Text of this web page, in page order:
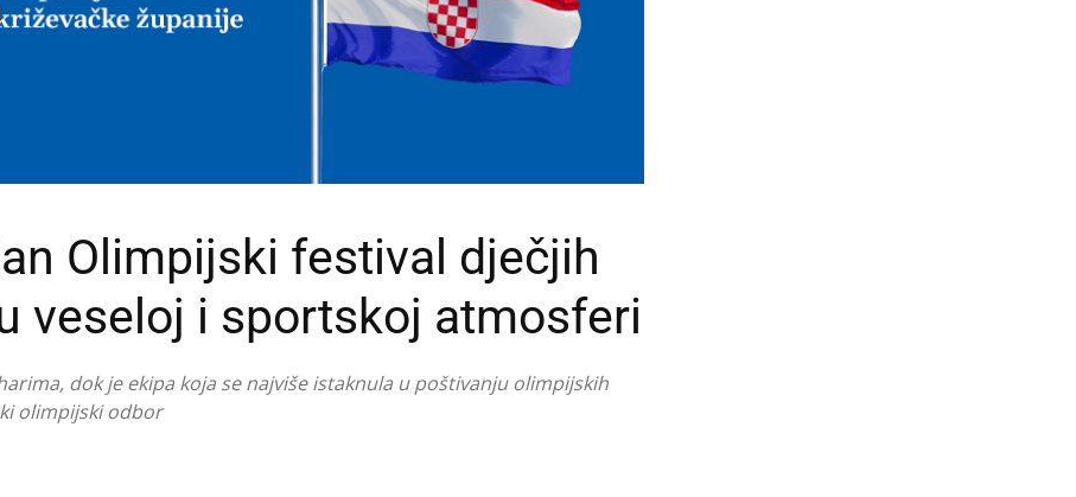
Olimpijski festival dječjih
veseloj i sportskoj atmosferi
dok je ekipa koja se najviše istaknula u poštivanju olimpijskih
olimpijski odbor